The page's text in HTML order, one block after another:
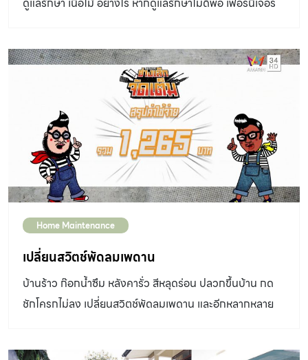
Home Maintenance
เปลี่ยนสวิตช์พัดลมเพดาน
บ้านร้าว ก๊อกน้ำซึม หลังคารั่ว สีหลุดร่อน ปลวกขึ้นบ้าน กด
ชักโครกไม่ลง เปลี่ยนสวิตช์พัดลมเพดาน และอีกหลากหลาย